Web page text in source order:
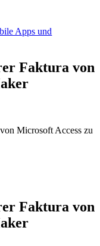
Faktura von
Microsoft Access zu
Faktura von